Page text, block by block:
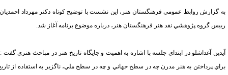
گزارش روابط عمومي فرهنگستان هنر، اين نشست با توضيح كوتاه دكتر مهرداد احمديان،
گروه پژوهشي نقد هنر فرهنگستانهنر، درباره موضوع برنامه آغاز شد.
آغداشلو در ابتداي جلسه با اشاره به اهميت و جايگاه تاريخ هنر در مباحث هنري گفت :"
پرداختن به هنر مدرن چه در سطح جهاني و چه در سطح ملي، ناگزير به استفاده از تاريخ